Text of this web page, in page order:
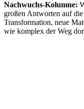
Nachwuchs-Kolumne:
großen Antworten auf
Transformation, neue
wie komplex der Weg